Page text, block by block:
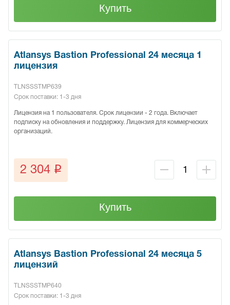
Купить
Atlansys Bastion Professional 24 месяца 1
лицензия
TLNSSSTMP639
Срок поставки: 1-3 дня
Лицензия на 1 пользователя. Срок лицензии - 2 года. Включает
подписку на обновления и поддержку. Лицензия для коммерческих
организаций.
2 304 q
Купить
Atlansys Bastion Professional 24 месяца 5
лицензий
TLNSSSTMP640
Срок поставки: 1-3 дня